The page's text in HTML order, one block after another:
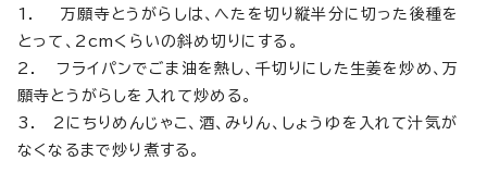
1. 万願寺とうがらしは、へたを切り縦半分に切った後種を
とって、2cmくらいの斜め切りにする。
2. フライパンでごま油を熱し、千切りにした生姜を炒め、万
願寺とうがらしを入れて炒める。
3. 2にちりめんじゃこ、酒、みりん、しょうゆを入れて汁気が
なくなるまで炒り煮する。